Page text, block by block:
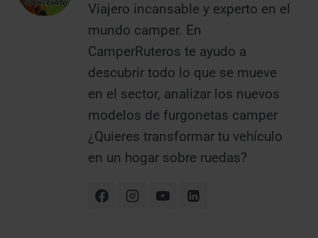
Viajero incansable y experto en el
mundo camper. En
CamperRuteros te ayudo a
descubrir todo lo que se mueve
en el sector, analizar los nuevos
modelos de furgonetas camper
¿Quieres transformar tu vehículo
en un hogar sobre ruedas?